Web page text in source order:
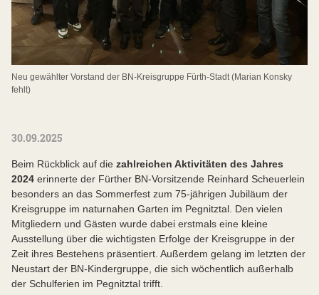
Neu gewählter Vorstand der BN-Kreisgruppe Fürth-Stadt (Marian Konsky
fehlt)
30.09.2025
Beim Rückblick auf die zahlreichen Aktivitäten des Jahres
2024 erinnerte der Fürther BN-Vorsitzende Reinhard Scheuerlein
besonders an das Sommerfest zum 75-jährigen Jubiläum der
Kreisgruppe im naturnahen Garten im Pegnitztal. Den vielen
Mitgliedern und Gästen wurde dabei erstmals eine kleine
Ausstellung über die wichtigsten Erfolge der Kreisgruppe in der
Zeit ihres Bestehens präsentiert. Außerdem gelang im letzten der
Neustart der BN-Kindergruppe, die sich wöchentlich außerhalb
der Schulferien im Pegnitztal trifft.